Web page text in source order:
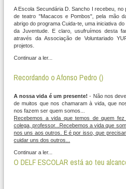
A Escola Secundária D. Sancho I recebeu,
de teatro "Macacos e Pombos", pela mão
abrigo do programa Cuida-te, uma iniciativa
da Juventude. E claro, usufruímos desta
através da Associação de Voluntariado
projetos.
Continuar a ler...
Recordando o Afonso Pedro ()
A nossa vida é um presente! - Não nos
de muitos que nos chamaram à vida, que
nos fazem ser quem somos...
Recebemos a vida que temos de quem
colega, professor...Recebemos a vida que
nos uns aos outros. E é por isso, que
cuidar uns dos outros...
Continuar a ler...
O DELF ESCOLAR está ao teu